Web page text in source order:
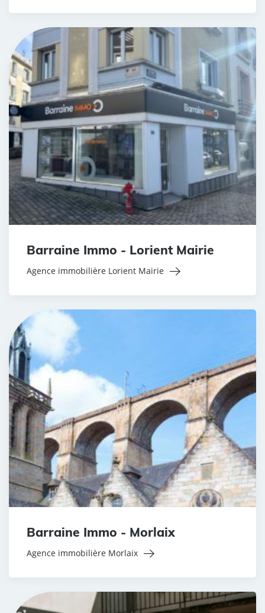
Barraine Immo - Lorient Mairie
Agence immobilière Lorient Mairie
Barraine Immo - Morlaix
Agence immobilière Morlaix